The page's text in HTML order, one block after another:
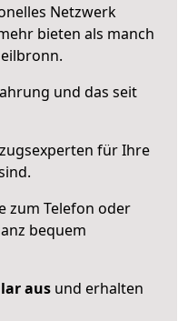
Netzwerk
bieten als manch
und das seit
für Ihre
zum Telefon oder
bequem
aus und erhalten